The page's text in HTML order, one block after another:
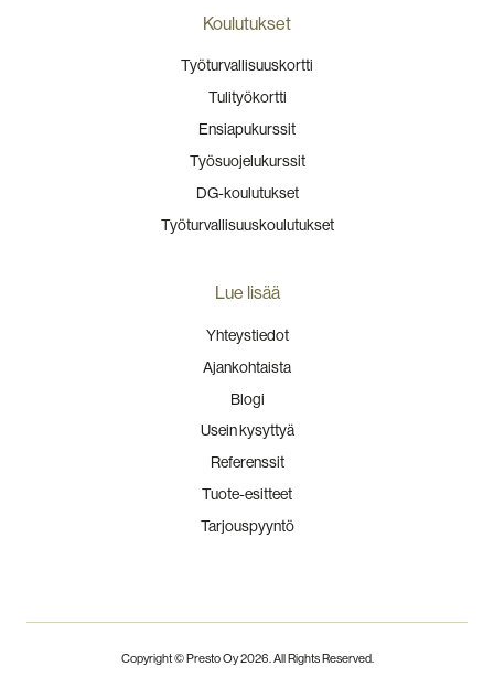
Koulutukset
Työturvallisuuskortti
Tulityökortti
Ensiapukurssit
Työsuojelukurssit
DG-koulutukset
Työturvallisuuskoulutukset
Lue lisää
Yhteystiedot
Ajankohtaista
Blogi
Usein kysyttyä
Referenssit
Tuote-esitteet
Tarjouspyyntö
Copyright © Presto Oy2026. All Rights Reserved.